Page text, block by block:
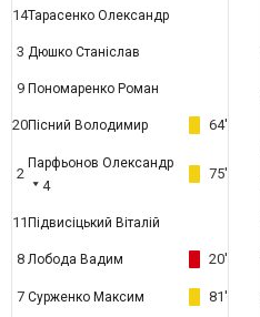
14Тарасенко Олександр
3 Дюшко Станіслав
9 Пономаренко Роман
20Пісний Володимир 64'
2
Парфьонов Олександр
4
75'
11 Підвисіцький Віталій
8 Лобода Вадим 20'
7 Сурженко Максим 81'